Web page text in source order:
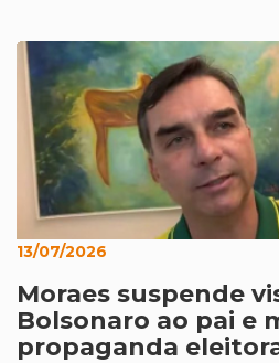
13/07/2026
Moraes suspende
Bolsonaro ao pai e
propaganda